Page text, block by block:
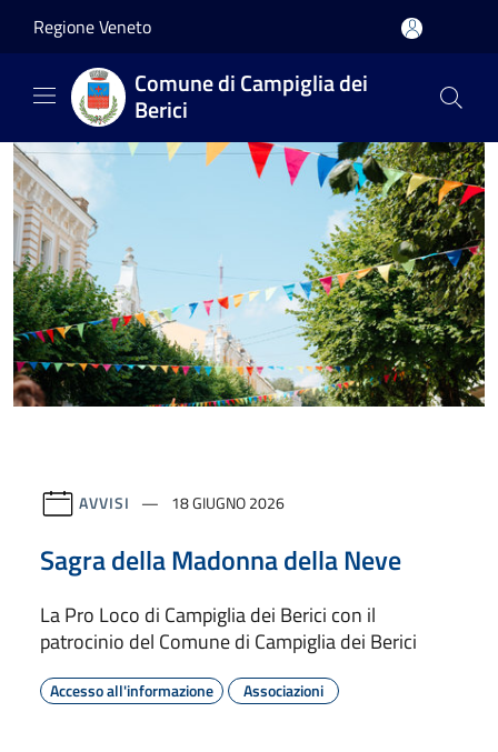
Regione Veneto
Comune di Campiglia dei
Berici
AVVISI 18 GIUGNO 2026
Sagra della Madonna della Neve
La Pro Loco di Campiglia dei Berici con il
patrocinio del Comune di Campiglia dei Berici
Accesso all'informazione Associazioni